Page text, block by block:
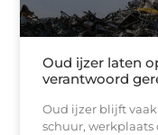
Oud ijzer laten
verantwoord
Oud ijzer blijft
schuur,